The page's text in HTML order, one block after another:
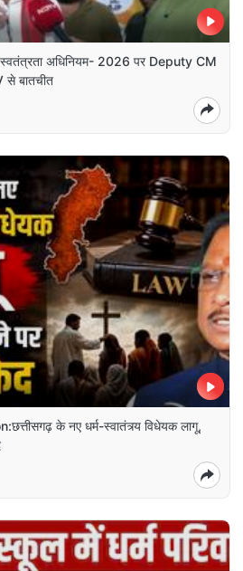
अधिनियम- 2026 पर Deputy CM
बातचीत
के नए धर्म-स्वातंत्र्य विधेयक लागू,